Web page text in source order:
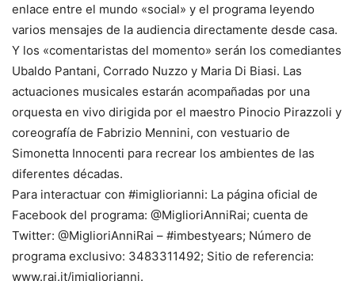
enlace entre el mundo «social» y el programa leyendo
varios mensajes de la audiencia directamente desde casa.
Y los «comentaristas del momento» serán los comediantes
Ubaldo Pantani, Corrado Nuzzo y Maria Di Biasi. Las
actuaciones musicales estarán acompañadas por una
orquesta en vivo dirigida por el maestro Pinocio Pirazzoli y
coreografía de Fabrizio Mennini, con vestuario de
Simonetta Innocenti para recrear los ambientes de las
diferentes décadas.
Para interactuar con #imigliorianni: La página oficial de
Facebook del programa: @MiglioriAnniRai; cuenta de
Twitter: @MiglioriAnniRai – #imbestyears; Número de
programa exclusivo: 3483311492; Sitio de referencia:
www.rai.it/imigliorianni.